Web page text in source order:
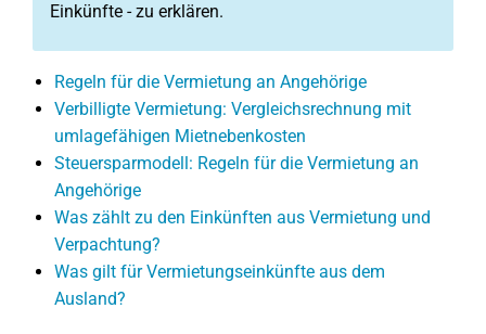
Einkünfte - zu erklären.
Regeln für die Vermietung an Angehörige
Verbilligte Vermietung: Vergleichsrechnung mit
umlagefähigen Mietnebenkosten
Steuersparmodell: Regeln für die Vermietung an
Angehörige
Was zählt zu den Einkünften aus Vermietung und
Verpachtung?
Was gilt für Vermietungseinkünfte aus dem
Ausland?